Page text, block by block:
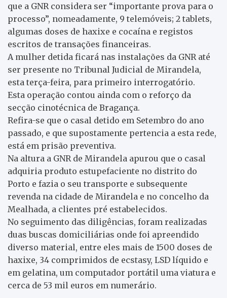
que a GNR considera ser “importante prova para o
processo”, nomeadamente, 9 telemóveis; 2 tablets,
algumas doses de haxixe e cocaína e registos
escritos de transações financeiras.
A mulher detida ficará nas instalações da GNR até
ser presente no Tribunal Judicial de Mirandela,
esta terça-feira, para primeiro interrogatório.
Esta operação contou ainda com o reforço da
secção cinotécnica de Bragança.
Refira-se que o casal detido em Setembro do ano
passado, e que supostamente pertencia a esta rede,
está em prisão preventiva.
Na altura a GNR de Mirandela apurou que o casal
adquiria produto estupefaciente no distrito do
Porto e fazia o seu transporte e subsequente
revenda na cidade de Mirandela e no concelho da
Mealhada, a clientes pré estabelecidos.
No seguimento das diligências, foram realizadas
duas buscas domiciliárias onde foi apreendido
diverso material, entre eles mais de 1500 doses de
haxixe, 34 comprimidos de ecstasy, LSD líquido e
em gelatina, um computador portátil uma viatura e
cerca de 53 mil euros em numerário.